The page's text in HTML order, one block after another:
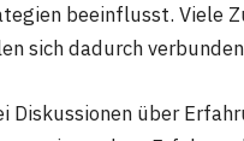
beeinflusst. Viele
sich dadurch
über